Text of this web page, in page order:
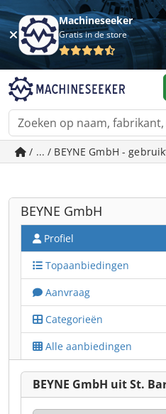
Machineseeker
Gratis in de store
/ ... / BEYNE GmbH -
BEYNE GmbH
Profiel
Topaanbiedingen
Aanvraag
Categorieën
Alle aanbiedingen
BEYNE GmbH uit St.